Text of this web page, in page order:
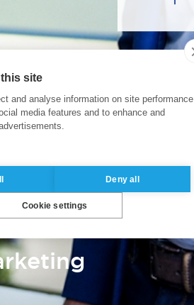
site
and analyse information on site performance
media features and to enhance and
Deny all
Cookie settings